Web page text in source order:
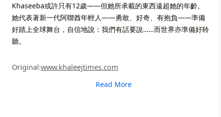
Khaseeba或許只有12歲——但她所承載的東西遠超她的年齡。
她代表著新一代阿聯酋年輕人——勇敢、好奇、有抱負——準備
好踏上全球舞台，自信地說：我們有話要說……而世界亦準備好聆
聽。
Original:www.khaleejtimes.com
Read More